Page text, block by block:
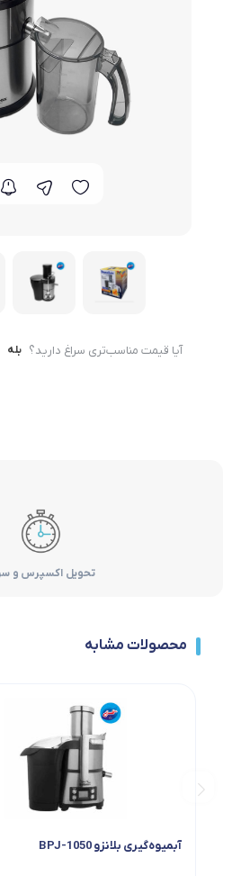
لوازم خانگی مکمل
آیا قیمت مناسب‌تری سراغ دارید؟ بله
تحویل اکسپرس و
محصولات مشابه
آبمیوه‌گیری بلانزو BPJ-1050